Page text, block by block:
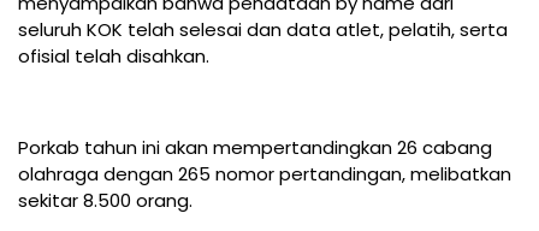
seluruh KOK telah selesai dan data atlet, pelatih, serta
ofisial telah disahkan.
Porkab tahun ini akan mempertandingkan 26 cabang
olahraga dengan 265 nomor pertandingan, melibatkan
sekitar 8.500 orang.